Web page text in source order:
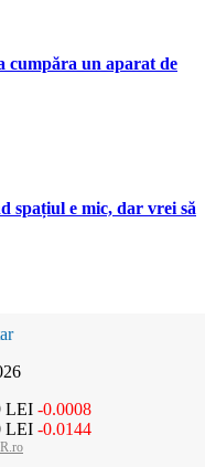
cumpăra un aparat de
spațiul e mic, dar vrei să
LEI -0.0008
LEI -0.0144